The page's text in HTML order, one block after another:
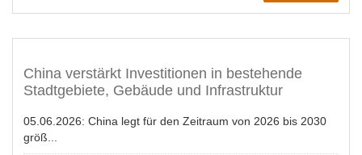
China verstärkt Investitionen in bestehende
Stadtgebiete, Gebäude und Infrastruktur
05.06.2026: China legt für den Zeitraum von 2026 bis 2030
größ...